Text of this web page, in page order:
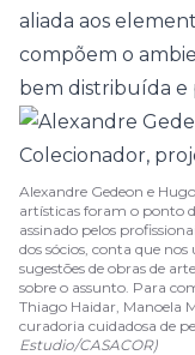
aliada aos
compõem o
bem distribuída e
Alexandre Gedeon e
artísticas foram o ponto
assinado pelos
dos sócios, conta que
sugestões de obras de
sobre o assunto. Para
Thiago Haidar, Manoela
curadoria cuidadosa de
Estudio/CASACOR)